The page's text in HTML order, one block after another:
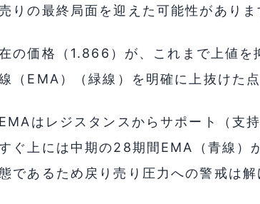
りの最終局面を迎えた可能性がありま
の価格（1.866）が、これまで上値を
（EMA）（緑線）を明確に上抜けた点
はレジスタンスからサポート（支
ぐ上には中期の28期間EMA（青線）
であるため戻り売り圧力への警戒は解